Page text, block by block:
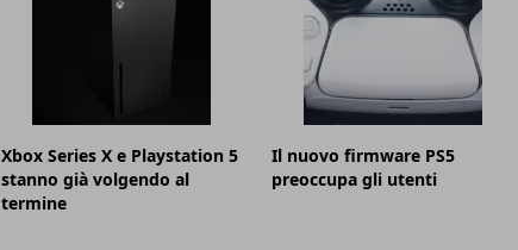
Xbox Series X e Playstation 5
stanno già volgendo al
termine
Il nuovo firmware PS5
preoccupa gli utenti